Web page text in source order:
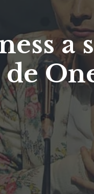
a
de